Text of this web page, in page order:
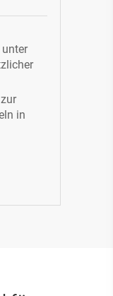
unter
in